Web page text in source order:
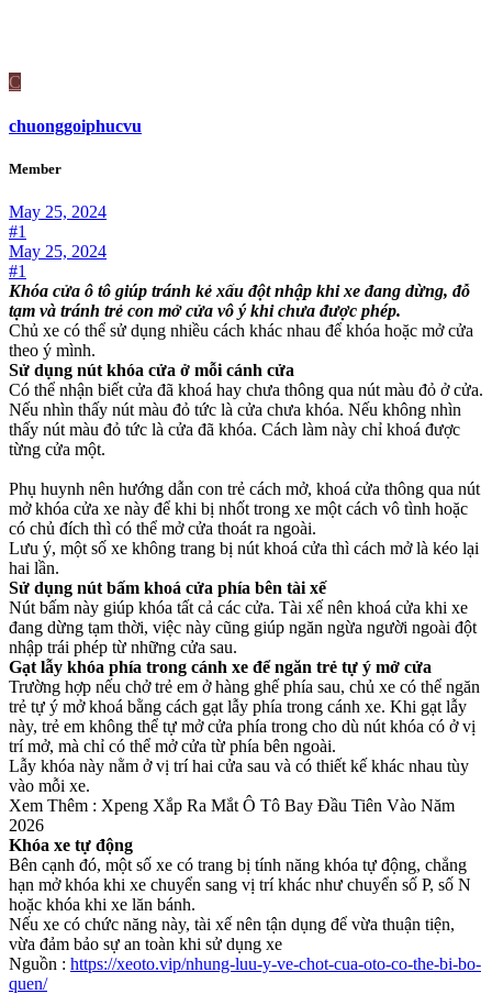
C
chuonggoiphucvu
Member
May 25, 2024
#1
May 25, 2024
#1
Khóa cửa ô tô giúp tránh kẻ xấu đột nhập khi xe đang dừng, đỗ
tạm và tránh trẻ con mở cửa vô ý khi chưa được phép.
Chủ xe có thể sử dụng nhiều cách khác nhau để khóa hoặc mở cửa
theo ý mình.
Sử dụng nút khóa cửa ở mỗi cánh cửa
Có thể nhận biết cửa đã khoá hay chưa thông qua nút màu đỏ ở cửa.
Nếu nhìn thấy nút màu đỏ tức là cửa chưa khóa. Nếu không nhìn
thấy nút màu đỏ tức là cửa đã khóa. Cách làm này chỉ khoá được
từng cửa một.
Phụ huynh nên hướng dẫn con trẻ cách mở, khoá cửa thông qua nút
mở khóa cửa xe này để khi bị nhốt trong xe một cách vô tình hoặc
có chủ đích thì có thể mở cửa thoát ra ngoài.
Lưu ý, một số xe không trang bị nút khoá cửa thì cách mở là kéo lại
hai lần.
Sử dụng nút bấm khoá cửa phía bên tài xế
Nút bấm này giúp khóa tất cả các cửa. Tài xế nên khoá cửa khi xe
đang dừng tạm thời, việc này cũng giúp ngăn ngừa người ngoài đột
nhập trái phép từ những cửa sau.
Gạt lẫy khóa phía trong cánh xe để ngăn trẻ tự ý mở cửa
Trường hợp nếu chở trẻ em ở hàng ghế phía sau, chủ xe có thể ngăn
trẻ tự ý mở khoá bằng cách gạt lẫy phía trong cánh xe. Khi gạt lẫy
này, trẻ em không thể tự mở cửa phía trong cho dù nút khóa có ở vị
trí mở, mà chỉ có thể mở cửa từ phía bên ngoài.
Lẫy khóa này nằm ở vị trí hai cửa sau và có thiết kế khác nhau tùy
vào mỗi xe.
Xem Thêm : Xpeng Xắp Ra Mắt Ô Tô Bay Đầu Tiên Vào Năm
2026
Khóa xe tự động
Bên cạnh đó, một số xe có trang bị tính năng khóa tự động, chẳng
hạn mở khóa khi xe chuyển sang vị trí khác như chuyển số P, số N
hoặc khóa khi xe lăn bánh.
Nếu xe có chức năng này, tài xế nên tận dụng để vừa thuận tiện,
vừa đảm bảo sự an toàn khi sử dụng xe
Nguồn : https://xeoto.vip/nhung-luu-y-ve-chot-cua-oto-co-the-bi-bo-
quen/